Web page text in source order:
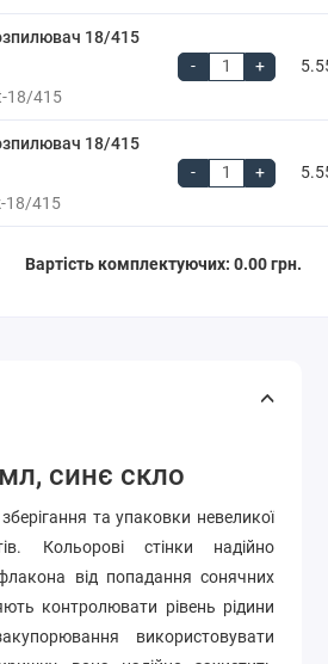
18/415
18/415
- +
18/415
18/415
- +
Вартість комплектуючих: 0.00 грн.
синє скло
та упаковки невеликої
Кольорові стінки надійно
від попадання сонячних
контролювати рівень рідини
використовувати